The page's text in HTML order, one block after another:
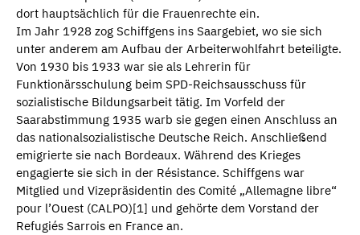
dort hauptsächlich für die Frauenrechte ein.
Im Jahr 1928 zog Schiffgens ins Saargebiet, wo sie sich
unter anderem am Aufbau der Arbeiterwohlfahrt beteiligte.
Von 1930 bis 1933 war sie als Lehrerin für
Funktionärsschulung beim SPD-Reichsausschuss für
sozialistische Bildungsarbeit tätig. Im Vorfeld der
Saarabstimmung 1935 warb sie gegen einen Anschluss an
das nationalsozialistische Deutsche Reich. Anschließend
emigrierte sie nach Bordeaux. Während des Krieges
engagierte sie sich in der Résistance. Schiffgens war
Mitglied und Vizepräsidentin des Comité „Allemagne libre“
pour l’Ouest (CALPO)[1] und gehörte dem Vorstand der
Refugiés Sarrois en France an.